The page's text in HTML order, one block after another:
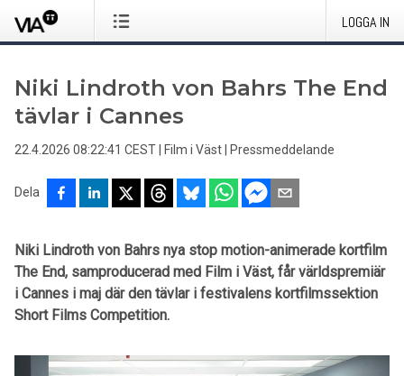
LOGGA IN
Niki Lindroth von Bahrs The End
tävlar i Cannes
22.4.2026 08:22:41 CEST Film i Väst Pressmeddelande
Dela
Niki Lindroth von Bahrs nya stop motion-animerade kortfilm
The End, samproducerad med Film i Väst, får världspremiär
i Cannes i maj där den tävlar i festivalens kortfilmssektion
Short Films Competition.